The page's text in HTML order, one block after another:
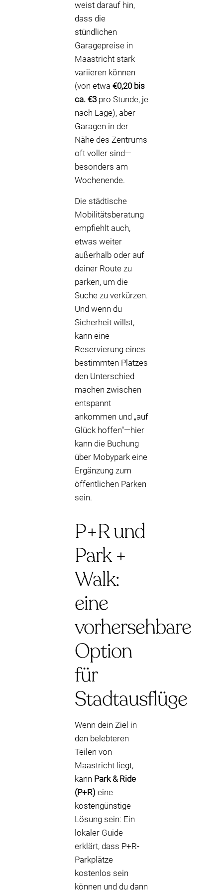
weist darauf hin,
dass die
stündlichen
Garagepreise in
Maastricht stark
variieren können
(von etwa €0,20 bis
ca. €3 pro Stunde, je
nach Lage), aber
Garagen in der
Nähe des Zentrums
oft voller sind—
besonders am
Wochenende.
Die städtische
Mobilitätsberatung
empfiehlt auch,
etwas weiter
außerhalb oder auf
deiner Route zu
parken, um die
Suche zu verkürzen.
Und wenn du
Sicherheit willst,
kann eine
Reservierung eines
bestimmten Platzes
den Unterschied
machen zwischen
entspannt
ankommen und „auf
Glück hoffen“—hier
kann die Buchung
über Mobypark eine
Ergänzung zum
öffentlichen Parken
sein.
P+R und
Park +
Walk:
eine
vorhersehbare
Option
für
Stadtausflüge
Wenn dein Ziel in
den belebteren
Teilen von
Maastricht liegt,
kann Park & Ride
(P+R) eine
kostengünstige
Lösung sein: Ein
lokaler Guide
erklärt, dass P+R-
Parkplätze
kostenlos sein
können und du dann